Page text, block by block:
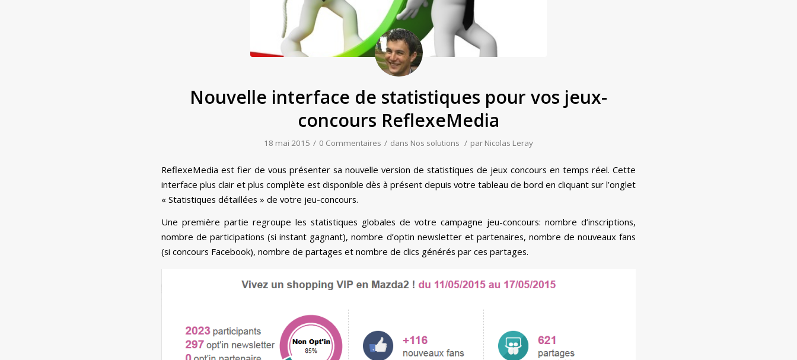
Nouvelle interface de statistiques pour vos jeux-
concours ReflexeMedia
18 mai 2015 / 0 Commentaires / dans Nos solutions / par Nicolas Leray
ReflexeMedia est fier de vous présenter sa nouvelle version de statistiques de jeux concours en temps réel. Cette
interface plus clair et plus complète est disponible dès à présent depuis votre tableau de bord en cliquant sur l’onglet
« Statistiques détaillées » de votre jeu-concours.
Une première partie regroupe les statistiques globales de votre campagne jeu-concours: nombre d’inscriptions,
nombre de participations (si instant gagnant), nombre d’optin newsletter et partenaires, nombre de nouveaux fans
(si concours Facebook), nombre de partages et nombre de clics générés par ces partages.